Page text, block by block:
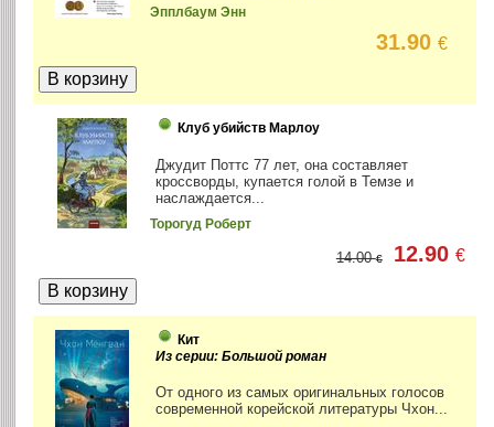
Эпплбаум Энн
31.90€
Клуб убийств Марлоу
Джудит Поттс 77 лет, она составляет
кроссворды, купается голой в Темзе и
наслаждается...
Торогуд Роберт
14.00€ 12.90€
Кит
Из серии: Большой роман
От одного из самых оригинальных голосов
современной корейской литературы Чхон...